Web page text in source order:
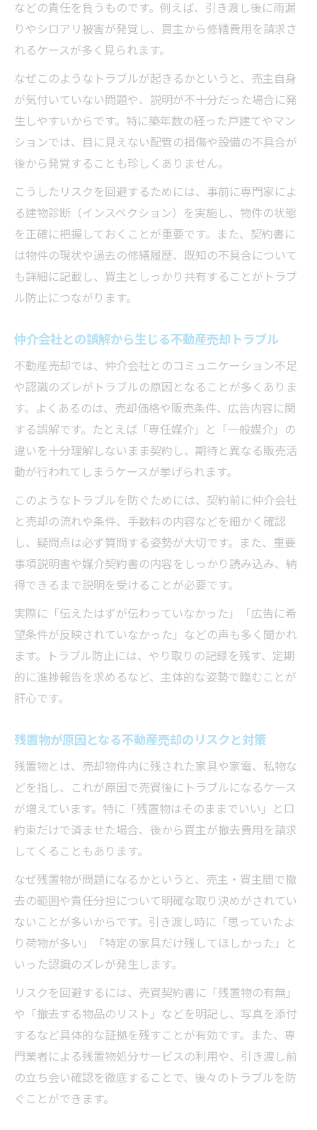
トラブル防止のための不動産売却書類確認
ポイント
売主が押さえるべき仲介会社との交渉のコ
不動産売却でトラブルになりやすい行動例
不動産売却後の想定外請求を防ぐ事前準備
契約不適合責任対応のための不動産売却対
策
トラブル回避に役立つ売却時の相談先の選
び方
不動産売却後に備える必要な書類と証拠の
保全
理解しておきたい不動産業界の独自用語
不動産売却の現場で使われる業界スラング
解説
「シコる」など独自用語がもたらす誤解と
注意点
契約時に知っておくべき不動産売却用語集
業界タブーとなる用語や表現の見極め方
不動産売却交渉で避けたい売主のNG行動
値引き交渉を有利に進めるための準備方法
トラブル回避へ導く売却実務の真実
不動産売却時に実務で役立つ確認事項一覧
契約書と重要事項説明書の見落としやすい
点
不動産売却後の相談窓口と対処フローを解
説
トラブル発生時の実践的な初動対応とは
売却実務で押さえたい証拠保全の重要性
などの責任を負うものです。例えば、引き渡し後に雨漏
りやシロアリ被害が発覚し、買主から修繕費用を請求さ
れるケースが多く見られます。
なぜこのようなトラブルが起きるかというと、売主自身
が気付いていない問題や、説明が不十分だった場合に発
生しやすいからです。特に築年数の経った戸建てやマン
ションでは、目に見えない配管の損傷や設備の不具合が
後から発覚することも珍しくありません。
こうしたリスクを回避するためには、事前に専門家によ
る建物診断（インスペクション）を実施し、物件の状態
を正確に把握しておくことが重要です。また、契約書に
は物件の現状や過去の修繕履歴、既知の不具合について
も詳細に記載し、買主としっかり共有することがトラブ
ル防止につながります。
仲介会社との誤解から生じる不動産売却トラブル
不動産売却では、仲介会社とのコミュニケーション不足
や認識のズレがトラブルの原因となることが多くありま
す。よくあるのは、売却価格や販売条件、広告内容に関
する誤解です。たとえば「専任媒介」と「一般媒介」の
違いを十分理解しないまま契約し、期待と異なる販売活
動が行われてしまうケースが挙げられます。
このようなトラブルを防ぐためには、契約前に仲介会社
と売却の流れや条件、手数料の内容などを細かく確認
し、疑問点は必ず質問する姿勢が大切です。また、重要
事項説明書や媒介契約書の内容をしっかり読み込み、納
得できるまで説明を受けることが必要です。
実際に「伝えたはずが伝わっていなかった」「広告に希
望条件が反映されていなかった」などの声も多く聞かれ
ます。トラブル防止には、やり取りの記録を残す、定期
的に進捗報告を求めるなど、主体的な姿勢で臨むことが
肝心です。
残置物が原因となる不動産売却のリスクと対策
残置物とは、売却物件内に残された家具や家電、私物な
どを指し、これが原因で売買後にトラブルになるケース
が増えています。特に「残置物はそのままでいい」と口
約束だけで済ませた場合、後から買主が撤去費用を請求
してくることもあります。
なぜ残置物が問題になるかというと、売主・買主間で撤
去の範囲や責任分担について明確な取り決めがされてい
ないことが多いからです。引き渡し時に「思っていたよ
り荷物が多い」「特定の家具だけ残してほしかった」と
いった認識のズレが発生します。
リスクを回避するには、売買契約書に「残置物の有無」
や「撤去する物品のリスト」などを明記し、写真を添付
するなど具体的な証拠を残すことが有効です。また、専
門業者による残置物処分サービスの利用や、引き渡し前
の立ち会い確認を徹底することで、後々のトラブルを防
ぐことができます。